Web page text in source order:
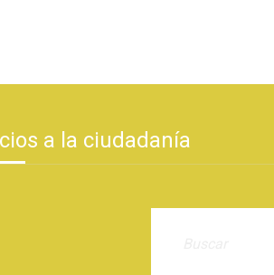
a la ciudadanía